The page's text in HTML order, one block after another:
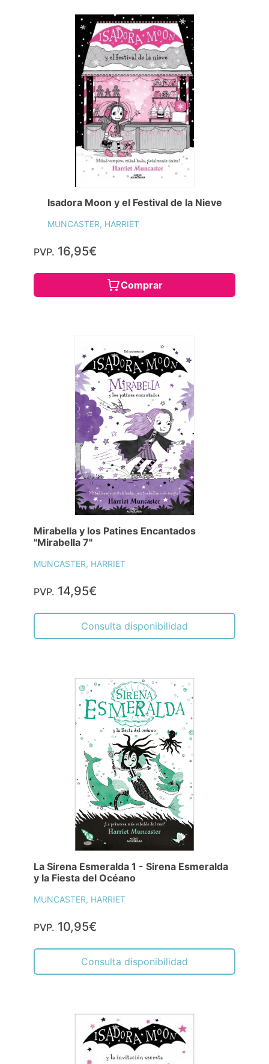
Isadora Moon y el Festival de la Nieve
MUNCASTER, HARRIET
PVP. 16,95€
Comprar
Mirabella y los Patines Encantados
"Mirabella 7"
MUNCASTER, HARRIET
PVP. 14,95€
Consulta disponibilidad
La Sirena Esmeralda 1 - Sirena Esmeralda
y la Fiesta del Océano
MUNCASTER, HARRIET
PVP. 10,95€
Consulta disponibilidad